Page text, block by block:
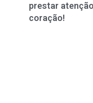
prestar
coração!